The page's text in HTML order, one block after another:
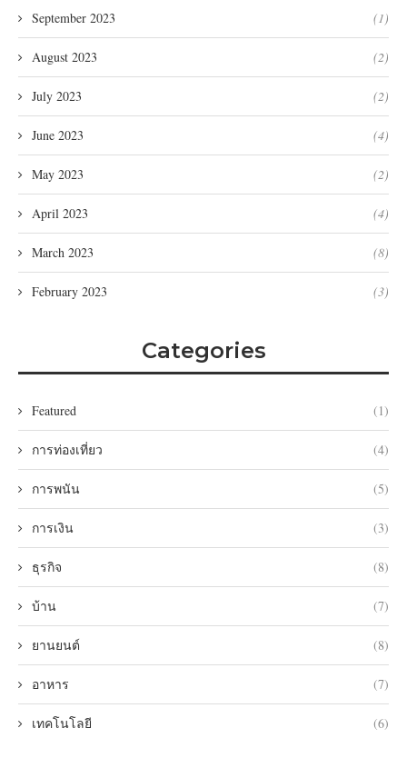
September 2023 (1)
August 2023 (2)
July 2023 (2)
June 2023 (4)
May 2023 (2)
April 2023 (4)
March 2023 (8)
February 2023 (3)
Categories
Featured (1)
การท่องเที่ยว (4)
การพนัน (5)
การเงิน (3)
ธุรกิจ (8)
บ้าน (7)
ยานยนต์ (8)
อาหาร (7)
เทคโนโลยี (6)